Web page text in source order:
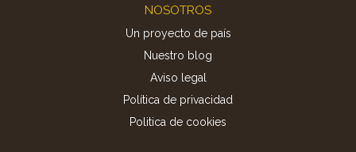
NOSOTROS
Un proyecto de país
Nuestro blog
Aviso legal
Política de privacidad
Politica de cookies